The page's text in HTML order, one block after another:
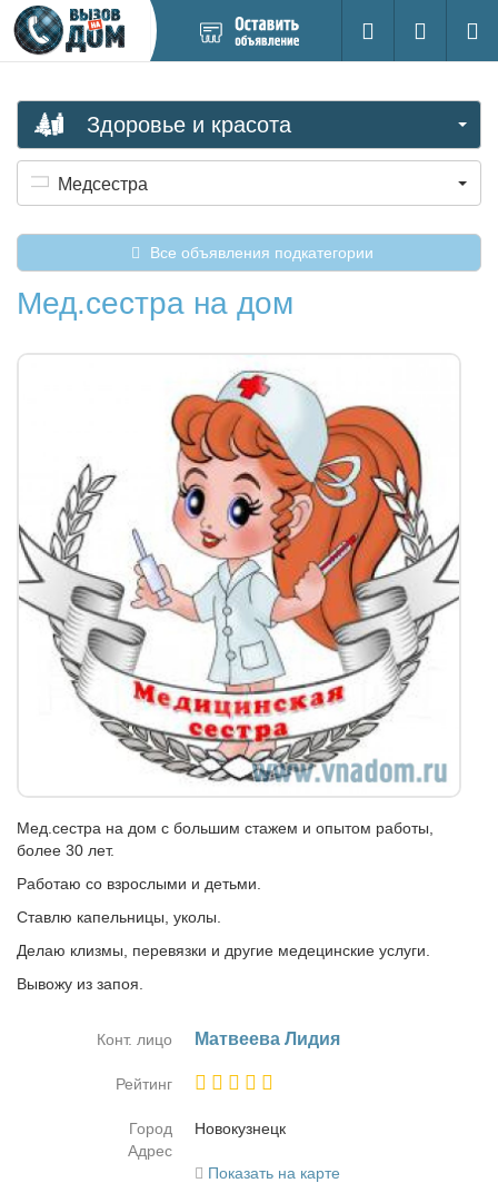
новое
Поиск
Вход на
Здоровье и красота
Медсестра
Все объявления подкатегории
Мед.сестра на дом
Мед.сестра на дом с большим стажем и опытом работы,
более 30 лет.
Работаю со взрослыми и детьми.
Ставлю капельницы, уколы.
Делаю клизмы, перевязки и другие медецинские услуги.
Вывожу из запоя.
Конт. лицо Мат­ве­е­ва Ли­дия
Рейтинг
Город
Но­во­куз­нецк
Адрес
Показать на карте